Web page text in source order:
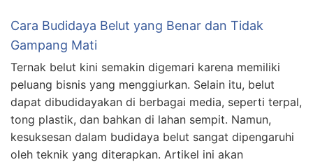
Cara Budidaya Belut yang Benar dan Tidak
Gampang Mati
Ternak belut kini semakin digemari karena memiliki
peluang bisnis yang menggiurkan. Selain itu, belut
dapat dibudidayakan di berbagai media, seperti terpal,
tong plastik, dan bahkan di lahan sempit. Namun,
kesuksesan dalam budidaya belut sangat dipengaruhi
oleh teknik yang diterapkan. Artikel ini akan